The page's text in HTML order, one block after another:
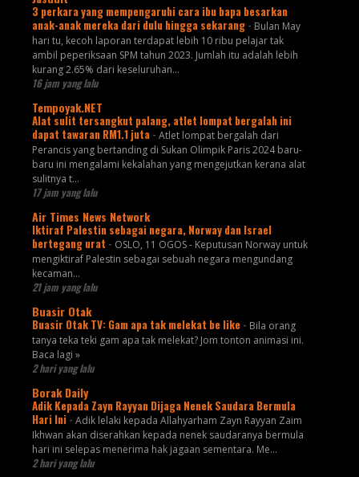
3 perkara yang mempengaruhi cara ibu bapa besarkan
anak-anak mereka dari dulu hingga sekarang - Bulan May
hari tu, kecoh laporan terdapat lebih 10 ribu pelajar tak
ambil peperiksaan SPM tahun 2023. Jumlah itu adalah lebih
kurang 2.65% dari keseluruhan...
16 jam yang lalu
Tempoyak.NET
Alat sulit tersangkut palang, atlet lompat bergalah ini
dapat tawaran RM1.1 juta - Atlet lompat bergalah dari
Perancis yang bertanding di Sukan Olimpik Paris 2024 baru-
baru ini mengalami kekalahan yang mengejutkan kerana alat
sulitnya t...
17 jam yang lalu
Air Times News Network
Iktiraf Palestin sebagai negara, Norway dan Israel
bertegang urat - OSLO, 11 OGOS - Keputusan Norway untuk
mengiktiraf Palestin sebagai sebuah negara mengundang
kecaman…
21 jam yang lalu
Buasir Otak
Buasir Otak TV: Gam apa tak melekat be like - Bila orang
tanya teka teki gam apa tak melekat? Jom tonton animasi ini.
Baca lagi »
2 hari yang lalu
Borak Daily
Adik Kepada Zayn Rayyan Dijaga Nenek Saudara Bermula
Hari Ini - Adik lelaki kepada Allahyarham Zayn Rayyan Zaim
Ikhwan akan diserahkan kepada nenek saudaranya bermula
hari ini selepas menerima hak jagaan sementara. Me...
2 hari yang lalu